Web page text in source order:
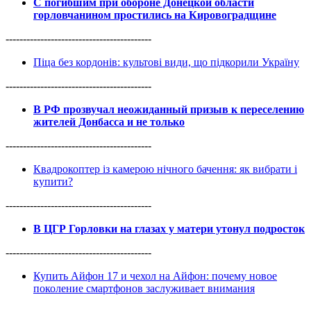
горловчанином простились на Кировоградщине
------------------------------------------
Піца без кордонів: культові види, що підкорили Україну
------------------------------------------
В РФ прозвучал неожиданный призыв к переселению
жителей Донбасса и не только
------------------------------------------
Квадрокоптер із камерою нічного бачення: як вибрати і
купити?
------------------------------------------
В ЦГР Горловки на глазах у матери утонул подросток
------------------------------------------
Купить Айфон 17 и чехол на Айфон: почему новое
поколение смартфонов заслуживает внимания